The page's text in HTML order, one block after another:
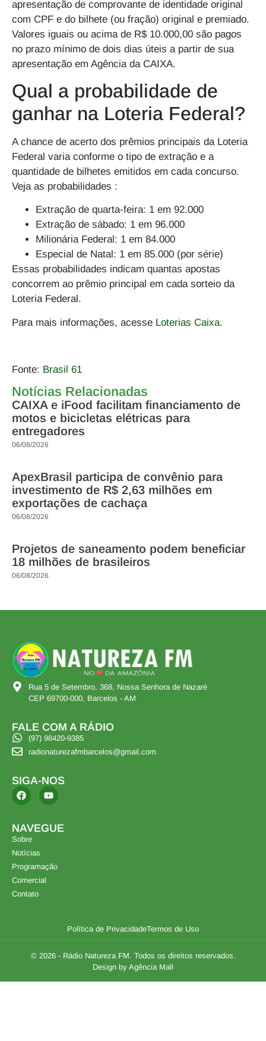
apresentação de comprovante de identidade original
com CPF e do bilhete (ou fração) original e premiado.
Valores iguais ou acima de R$ 10.000,00 são pagos
no prazo mínimo de dois dias úteis a partir de sua
apresentação em Agência da CAIXA.
Qual a probabilidade de
ganhar na Loteria Federal?
A chance de acerto dos prêmios principais da Loteria
Federal varia conforme o tipo de extração e a
quantidade de bilhetes emitidos em cada concurso.
Veja as probabilidades :
Extração de quarta-feira: 1 em 92.000
Extração de sábado: 1 em 96.000
Milionária Federal: 1 em 84.000
Especial de Natal: 1 em 85.000 (por série)
Essas probabilidades indicam quantas apostas
concorrem ao prêmio principal em cada sorteio da
Loteria Federal.
Para mais informações, acesse Loterias Caixa.
Fonte: Brasil 61
Notícias Relacionadas
CAIXA e iFood facilitam financiamento de
motos e bicicletas elétricas para
entregadores
06/08/2026
ApexBrasil participa de convênio para
investimento de R$ 2,63 milhões em
exportações de cachaça
06/08/2026
Projetos de saneamento podem beneficiar
18 milhões de brasileiros
06/08/2026
Rua 5 de Setembro, 368, Nossa Senhora de Nazaré
CEP 69700-000, Barcelos - AM
FALE COM A RÁDIO
(97) 98420-9385
radionaturezafmbarcelos@gmail.com
SIGA-NOS
NAVEGUE
Sobre
Notícias
Programação
Comercial
Contato
Política de PrivacidadeTermos de Uso
© 2026 - Rádio Natureza FM. Todos os direitos reservados.
Design by Agência Mall